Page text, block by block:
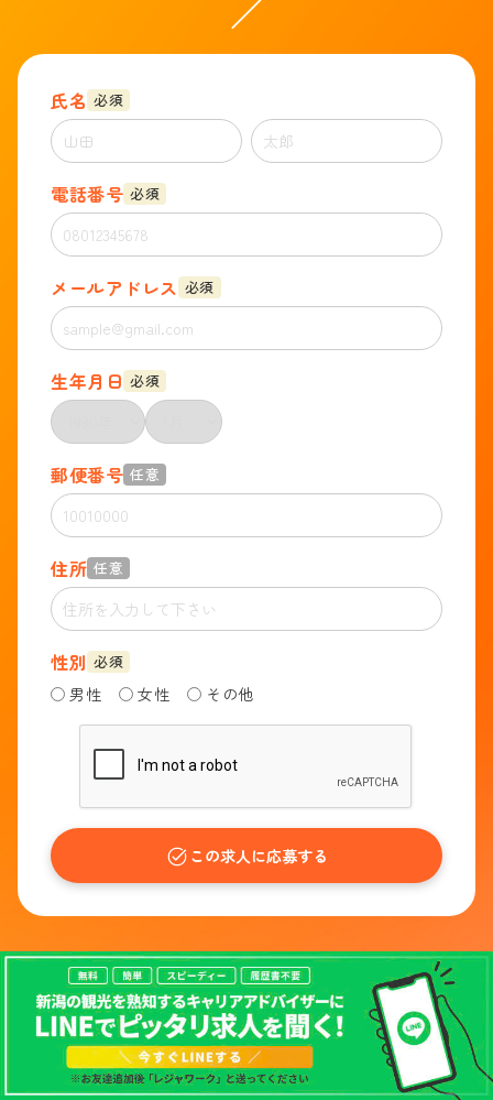
／
氏名 必須
電話番号 必須
メールアドレス 必須
生年月日 必須
郵便番号 任意
住所 任意
性別 必須
男性 女性 その他
この求人に応募する